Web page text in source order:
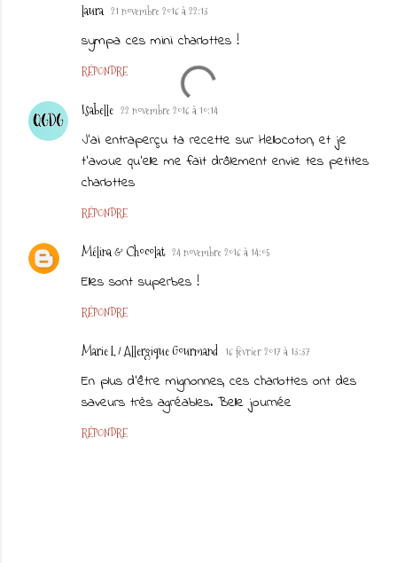
laura 21 novembre 2016 à 22:13
sympa ces mini charlottes !
RÉPONDRE
Isabelle 22 novembre 2016 à 10:14
J'ai entraperçu ta recette sur Hellocoton, et je
t'avoue qu'elle me fait drôlement envie tes petites
charlottes
RÉPONDRE
Mélina & Chocolat 24 novembre 2016 à 14:05
Elles sont superbes !
RÉPONDRE
Marie L / Allergique Gourmand 16 février 2017 à 13:37
En plus d'être mignonnes, ces charlottes ont des
saveurs très agréables. Belle journée
RÉPONDRE